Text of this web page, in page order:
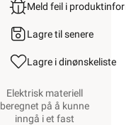
Meld feil i
Lagre til senere
Lagre i dinønskeliste
Elektrisk materiell
beregnet på å kunne
inngå i et fast